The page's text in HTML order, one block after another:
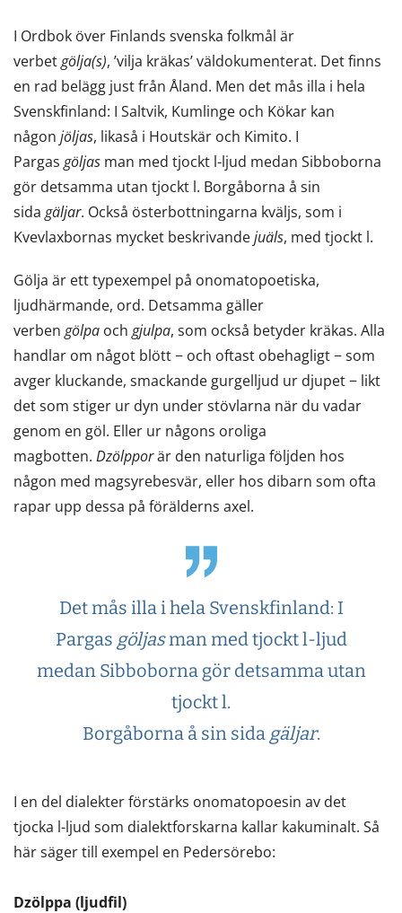
I Ordbok över Finlands svenska folkmål är
verbetgölja(s), ’vilja kräkas’ väldokumenterat. Det finns
en rad belägg just från Åland. Men det mås illa i hela
Svenskfinland: I Saltvik, Kumlinge och Kökar kan
någon jöljas, likaså i Houtskär och Kimito. I
Pargas göljas man med tjockt l-ljud medan Sibboborna
gör detsamma utan tjockt l. Borgåborna å sin
sida gäljar. Också österbottningarna kväljs, som i
Kvevlaxbornas mycket beskrivandejuäls, med tjockt l.
Gölja är ett typexempel på onomatopoetiska,
ljudhärmande, ord. Detsamma gäller
verben gölpa och gjulpa, som också betyder kräkas. Alla
handlar om något blött − och oftast obehagligt − som
avger kluckande, smackande gurgelljud ur djupet − likt
det som stiger ur dyn under stövlarna när du vadar
genom en göl. Eller ur någons oroliga
magbotten. Dzölpporär den naturliga följden hos
någon med magsyrebesvär, eller hos dibarn som ofta
rapar upp dessa på förälderns axel.
Det mås illa i hela Svenskfinland: I
Pargas göljasman med tjockt l-ljud
medan Sibboborna gör detsamma utan
tjockt l.
Borgåborna å sin sida gäljar.
I en del dialekter förstärks onomatopoesin av det
tjocka l-ljud som dialektforskarna kallar kakuminalt. Så
här säger till exempel en Pedersörebo:
Dzölppa (ljudfil)